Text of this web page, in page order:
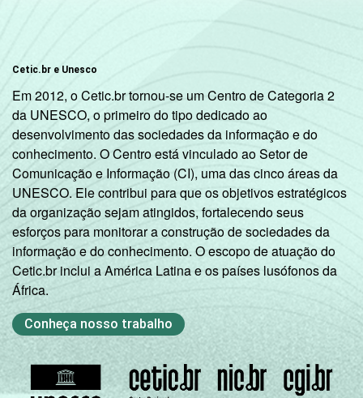
Cetic.br e Unesco
Em 2012, o Cetic.br tornou-se um Centro de Categoria 2
da UNESCO, o primeiro do tipo dedicado ao
desenvolvimento das sociedades da informação e do
conhecimento. O Centro está vinculado ao Setor de
Comunicação e Informação (CI), uma das cinco áreas da
UNESCO. Ele contribui para que os objetivos estratégicos
da organização sejam atingidos, fortalecendo seus
esforços para monitorar a construção de sociedades da
informação e do conhecimento. O escopo de atuação do
Cetic.br inclui a América Latina e os países lusófonos da
África.
Conheça nosso trabalho